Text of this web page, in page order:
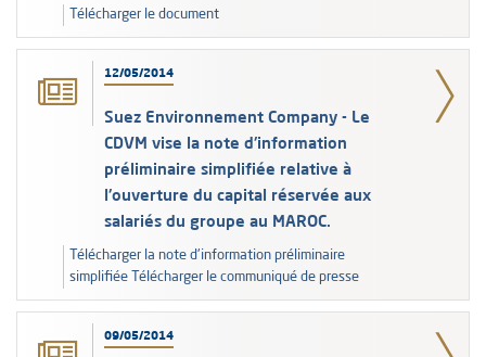
Télécharger le document
12/05/2014
Suez Environnement Company - Le
CDVM vise la note d'information
préliminaire simplifiée relative à
l'ouverture du capital réservée aux
salariés du groupe au MAROC.
Télécharger la note d'information préliminaire
simplifiée Télécharger le communiqué de presse
09/05/2014